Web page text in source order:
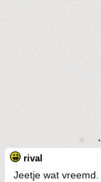
rival
Jeetje wat